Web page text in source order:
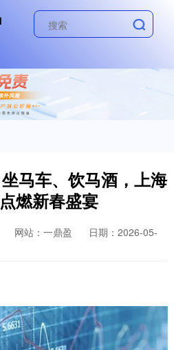
马车、饮马酒，上海
燃新春盛宴
网站：一鼎盈
日期：2026-05-